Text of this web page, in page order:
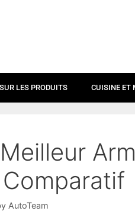
LES PRODUITS CUISINE ET
AutoTeam